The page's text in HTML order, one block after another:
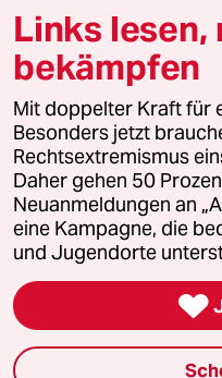
© 2026 taz Verlags und
Alle Rechte vorbehalten. Bei
wenden Sie sich bitte an
Feedback
Leitlinie Informant
Seitenwende
Links lesen,
bekämpfen
Mit doppelter Kraft für
Besonders jetzt
Rechtsextremismus
Daher gehen 50
Neuanmeldungen an
eine Kampagne, die
und Jugendorte
